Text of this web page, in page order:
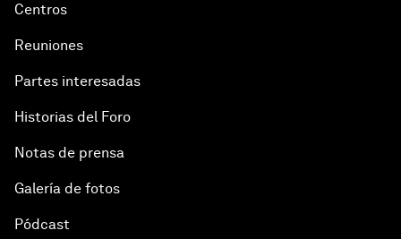
Centros
Reuniones
Partes interesadas
Historias del Foro
Notas de prensa
Galería de fotos
Pódcast